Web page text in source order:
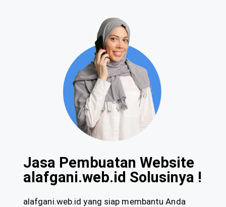
Jasa Pembuatan Website
alafgani.web.id Solusinya !
alafgani.web.id yang siap membantu Anda